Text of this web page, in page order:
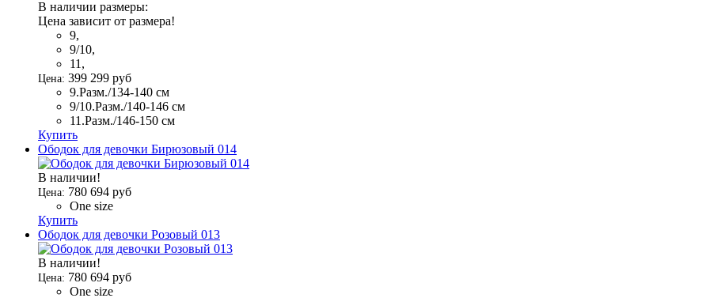
В наличии размеры:
Цена зависит от размера!
9,
9/10,
11,
Цена: 399 299 руб
9.Разм./134-140 см
9/10.Разм./140-146 см
11.Разм./146-150 см
Купить
Ободок для девочки Бирюзовый 014
В наличии!
Цена: 780 694 руб
One size
Купить
Ободок для девочки Розовый 013
В наличии!
Цена: 780 694 руб
One size